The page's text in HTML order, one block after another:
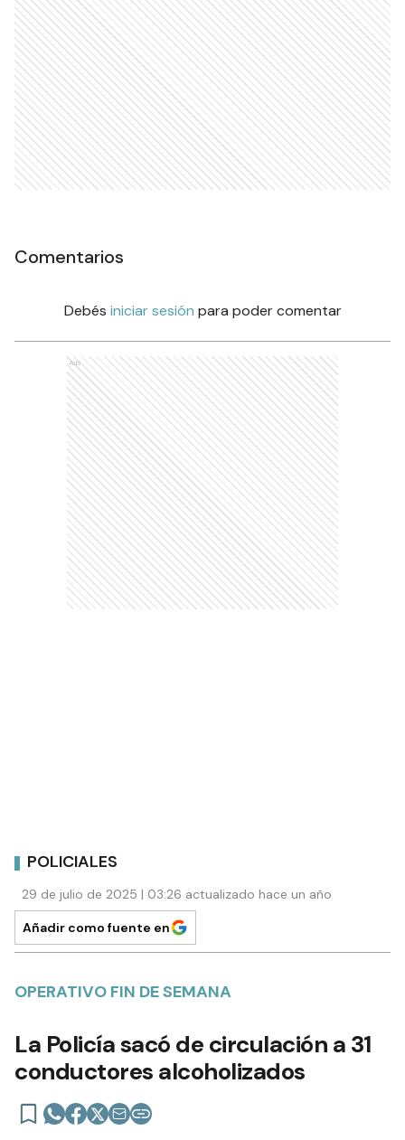
Comentarios
Debés iniciar sesión para poder comentar
Ads
POLICIALES
29 de julio de 2025 | 03:26 actualizado hace un año
Añadir como fuente en
OPERATIVO FIN DE SEMANA
La Policía sacó de circulación a 31
conductores alcoholizados